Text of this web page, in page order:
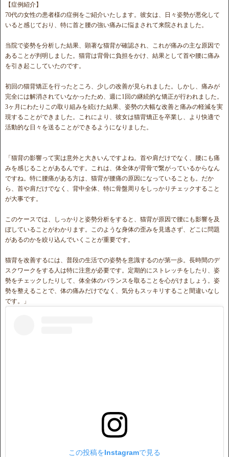
【症例紹介】
70代の女性の患者様の症例をご紹介いたします。彼女は、日々姿勢が悪化して
いると感じており、特に首と腰の強い痛みに悩まされて来院されました。
当院で姿勢を分析した結果、顕著な猫背が確認され、これが痛みの主な原因で
あることが判明しました。猫背は背骨に負担をかけ、結果として首や腰に痛み
を引き起こしていたのです。
初回の猫背矯正を行ったところ、少しの改善が見られました。しかし、痛みが
完全には解消されていなかったため、週に1回の継続的な矯正が行われました。
3ヶ月にわたりこの取り組みを続けた結果、姿勢の大幅な改善と痛みの軽減を実
現することができました。これにより、彼女は猫背矯正を卒業し、より快適で
活動的な日々を送ることができるようになりました。
「猫背の影響って実は意外と大きいんですよね。首や肩だけでなく、腰にも痛
みを感じることがあるんです。これは、体全体が背骨で繋がっているからなん
ですね。特に腰痛がある方は、猫背が腰痛の原因になっていることも。だか
ら、首や肩だけでなく、背中全体、特に骨盤周りをしっかりチェックすること
が大事です。
このケースでは、しっかりと姿勢分析をすると、猫背が原因で腰にも影響を及
ぼしていることがわかります。このような身体の歪みを見逃さず、どこに問題
があるのかを絞り込んでいくことが重要です。
猫背を改善するには、普段の生活での姿勢を意識するのが第一歩。長時間のデ
スクワークをする人は特に注意が必要です。定期的にストレッチをしたり、姿
勢をチェックしたりして、体全体のバランスを取ることを心がけましょう。姿
勢を整えることで、体の痛みだけでなく、気分もスッキリすること間違いなし
です。」
この投稿をInstagramで見る